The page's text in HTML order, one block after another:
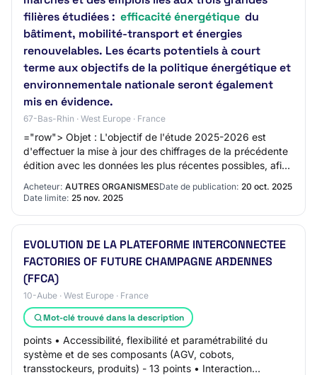
filières étudiées : efficacité énergétique du
bâtiment, mobilité-transport et énergies
renouvelables. Les écarts potentiels à court
terme aux objectifs de la politique énergétique et
environnementale nationale seront également
mis en évidence.
67-Bas-Rhin · West Europe · France
="row"> Objet : L'objectif de l'étude 2025-2026 est
d'effectuer la mise à jour des chiffrages de la précédente
édition avec les données les plus récentes possibles, afin
Acheteur: AUTRES ORGANISMESDate de publication: 20 oct. 2025
Date limite: 25 nov. 2025
EVOLUTION DE LA PLATEFORME INTERCONNECTEE
FACTORIES OF FUTURE CHAMPAGNE ARDENNES
(FFCA)
10-Aube · West Europe · France
Mot-clé trouvé dans la description
points • Accessibilité, flexibilité et paramétrabilité du
système et de ses composants (AGV, cobots,
transstockeurs, produits) - 13 points • Interaction